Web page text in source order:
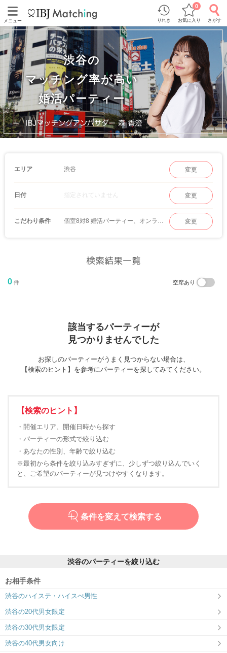
メニュー りれき お気に入り
0
さがす
渋谷の
マッチング率が高い
婚活パーティー
エリア 渋谷 変更
日付 指定されていません 変更
こだわり条件 変更
検索結果一覧
0 件 空席あり
該当するパーティーが
見つかりませんでした
お探しのパーティーがうまく見つからない場合は、
【検索のヒント】を参考にパーティーを探してみてください。
【検索のヒント】
・開催エリア、開催日時から探す
・パーティーの形式で絞り込む
・あなたの性別、年齢で絞り込む
※最初から条件を絞り込みすぎずに、少しずつ絞り込んでいく
と、ご希望のパーティーが見つけやすくなります。
条件を変えて検索する
渋谷のパーティーを絞り込む
お相手条件
渋谷のハイステ・ハイスぺ男性
渋谷の20代男女限定
渋谷の30代男女限定
渋谷の40代男女向け